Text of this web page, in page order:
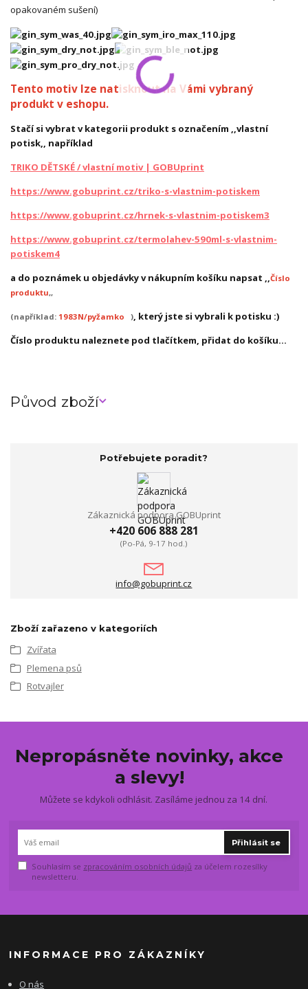
opakovaném sušení)
Tento motiv lze natisknout na Vámi vybraný
produkt v eshopu.
Stačí si vybrat v kategorii produkt s označením ,,vlastní
potisk,, například
TRIKO DĚTSKÉ / vlastní motiv | GOBUprint
https://www.gobuprint.cz/triko-s-vlastnim-potiskem
https://www.gobuprint.cz/hrnek-s-vlastnim-potiskem3
https://www.gobuprint.cz/termolahev-590ml-s-vlastnim-
potiskem4
a do poznámek u objedávky v nákupním košíku napsat ,,Číslo
produktu,,
(například: 1983N/pyžamko ), který jste si vybrali k potisku :)
Číslo produktu naleznete pod tlačítkem, přidat do košíku...
Původ zboží
Potřebujete poradit?
Zákaznická podpora GOBUprint
+420 606 888 281
(Po-Pá, 9-17 hod.)
info@gobuprint.cz
Zboží zařazeno v kategoriích
Zvířata
Plemena psů
Rotvajler
Nepropásněte novinky, akce
a slevy!
Můžete se kdykoli odhlásit. Zasíláme jednou za 14 dní.
Přihlásit se
Souhlasím se zpracováním osobních údajů za účelem rozesílky
newsletteru.
INFORMACE PRO ZÁKAZNÍKY
O nás